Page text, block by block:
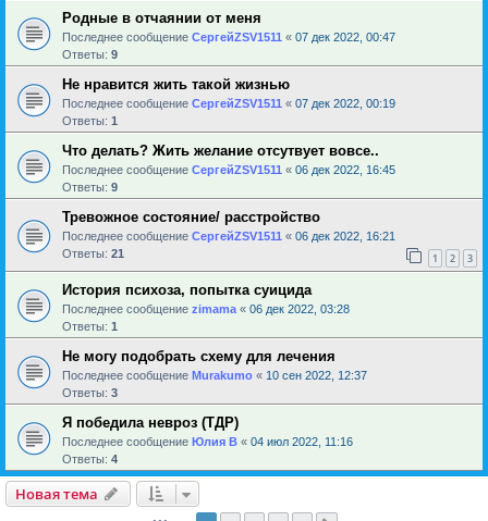
Родные в отчаянии от меня
Последнее сообщение СергейZSV1511 « 07 дек 2022, 00:47
Ответы: 9
Не нравится жить такой жизнью
Последнее сообщение СергейZSV1511 « 07 дек 2022, 00:19
Ответы: 1
Что делать? Жить желание отсутвует вовсе..
Последнее сообщение СергейZSV1511 « 06 дек 2022, 16:45
Ответы: 9
Тревожное состояние/ расстройство
Последнее сообщение СергейZSV1511 « 06 дек 2022, 16:21
Ответы: 21 1 2 3
История психоза, попытка суицида
Последнее сообщение zimama « 06 дек 2022, 03:28
Ответы: 1
Не могу подобрать схему для лечения
Последнее сообщение Murakumo « 10 сен 2022, 12:37
Ответы: 3
Я победила невроз (ТДР)
Последнее сообщение Юлия В « 04 июл 2022, 11:16
Ответы: 4
Новая тема